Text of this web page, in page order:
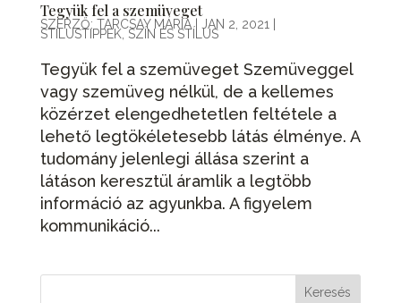
Tegyük fel a szemüveget
SZERZŐ: TARCSAY MÁRIA| JAN 2, 2021|
STÍLUSTIPPEK, SZÍN ÉS STÍLUS
Tegyük fel a szemüveget Szemüveggel
vagy szemüveg nélkül, de a kellemes
közérzet elengedhetetlen feltétele a
lehető legtökéletesebb látás élménye. A
tudomány jelenlegi állása szerint a
látáson keresztül áramlik a legtöbb
információ az agyunkba. A figyelem
kommunikáció...